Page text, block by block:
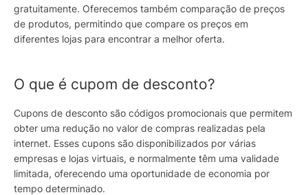
gratuitamente. Oferecemos também comparação de preços
de produtos, permitindo que compare os preços em
diferentes lojas para encontrar a melhor oferta.
O que é cupom de desconto?
Cupons de desconto são códigos promocionais que permitem
obter uma redução no valor de compras realizadas pela
internet. Esses cupons são disponibilizados por várias
empresas e lojas virtuais, e normalmente têm uma validade
limitada, oferecendo uma oportunidade de economia por
tempo determinado.